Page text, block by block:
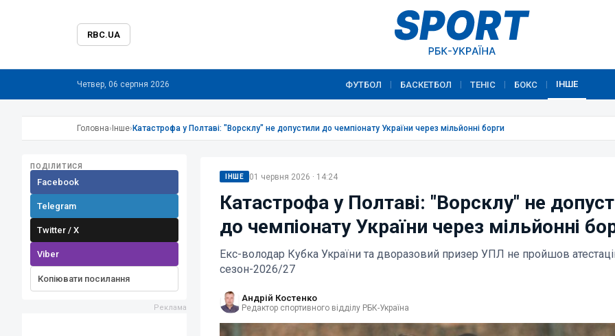
RBC.UA
Четвер, 06 серпня 2026 ФУТБОЛ БАСКЕТБОЛ ТЕНІС БОКС ІНШЕ
Головна› Інше› Катастрофа у Полтаві: "Ворсклу" не допустили до чемпіонату України через мільйонні борги
ПОДІЛИТИСЯ
Facebook
Telegram
Twitter / X
Viber
Копіювати посилання
ІНШЕ 01 червня 2026 · 14:24
Катастрофа у Полтаві: "Ворсклу" не
до чемпіонату України через мільйонні
Екс-володар Кубка України та дворазовий призер УПЛ не пройшов
сезон-2026/27
Андрій Костенко
Редактор спортивного відділу РБК-Україна